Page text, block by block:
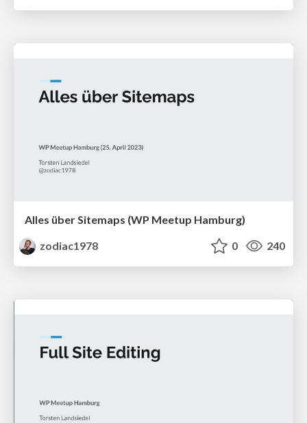
Alles über Sitemaps (WP Meetup Hamburg)
zodiac1978
0 240